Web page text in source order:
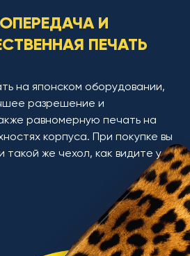
И
ПЕЧАТЬ
на японском оборудовании,
разрешение и
равномерную печать на
корпуса. При покупке вы
такой же чехол, как видите у